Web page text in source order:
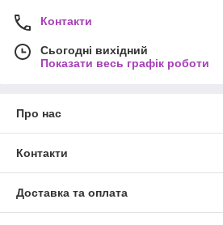
Контакти
Сьогодні вихідний
Показати весь графік роботи
Про нас
Контакти
Доставка та оплата